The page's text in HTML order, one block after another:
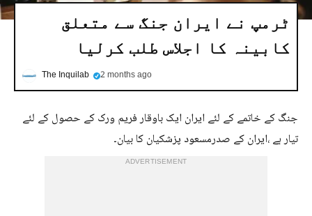
ٹرمپ نے ایران جنگ سے متعلق
کابینہ کا اجلاس طلب کرلیا
The Inquilab 2 months ago
جنگ کے خاتمے کے لئے ایران ایک باوقار فریم ورک کے حصول کے لئے
تیار ہے ،ایران کے صدرمسعود پزشکیان کا بیان۔
ADVERTISEMENT